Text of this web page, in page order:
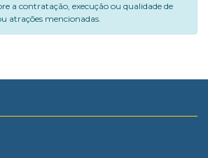
a contratação, execução ou qualidade de
atrações mencionadas.